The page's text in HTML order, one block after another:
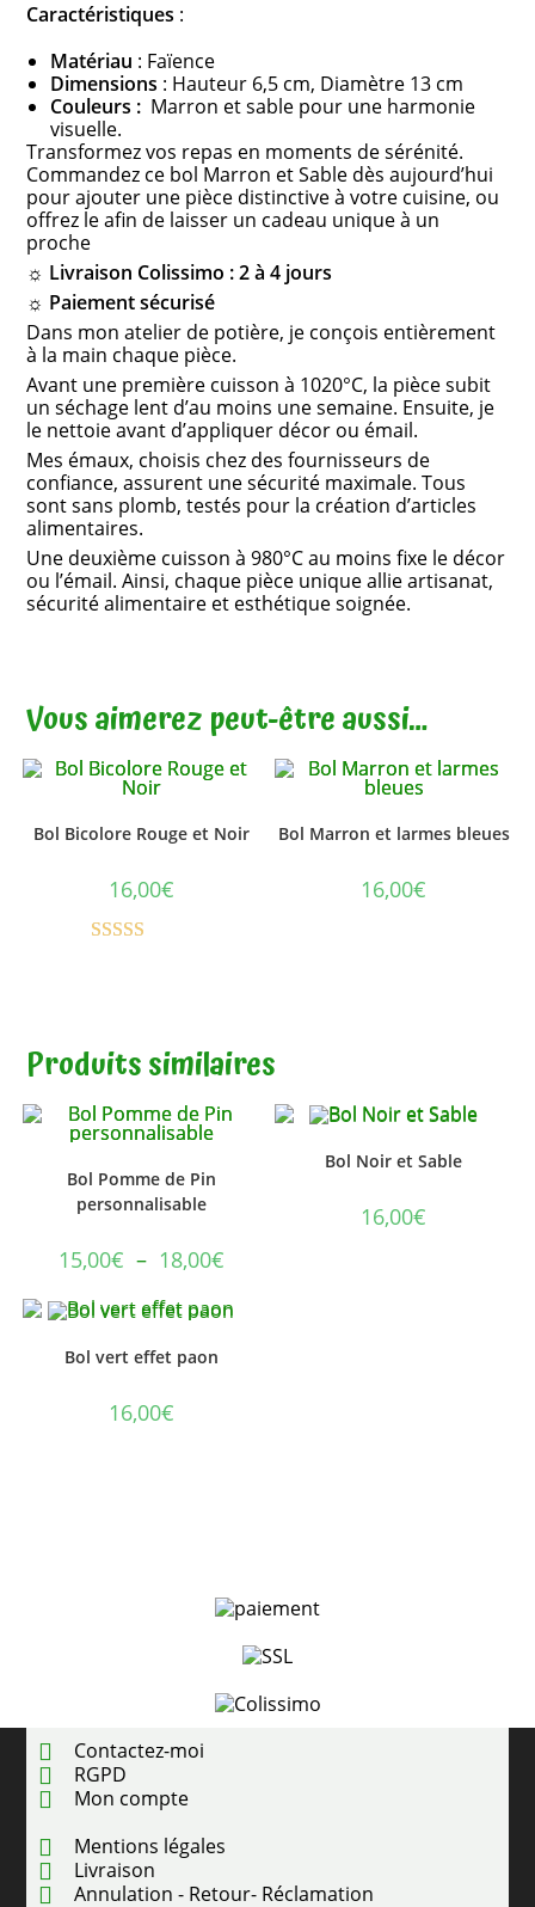
Caractéristiques :
Matériau : Faïence
Dimensions : Hauteur 6,5 cm, Diamètre 13 cm
Couleurs : Marron et sable pour une harmonie
visuelle.
Transformez vos repas en moments de sérénité.
Commandez ce bol Marron et Sable dès aujourd’hui
pour ajouter une pièce distinctive à votre cuisine, ou
offrez le afin de laisser un cadeau unique à un
proche
☼ Livraison Colissimo : 2 à 4 jours
☼ Paiement sécurisé
Dans mon atelier de potière, je conçois entièrement
à la main chaque pièce.
Avant une première cuisson à 1020°C, la pièce subit
un séchage lent d’au moins une semaine. Ensuite, je
le nettoie avant d’appliquer décor ou émail.
Mes émaux, choisis chez des fournisseurs de
confiance, assurent une sécurité maximale. Tous
sont sans plomb, testés pour la création d’articles
alimentaires.
Une deuxième cuisson à 980°C au moins fixe le décor
ou l’émail. Ainsi, chaque pièce unique allie artisanat,
sécurité alimentaire et esthétique soignée.
Vous aimerez peut-être aussi…
Bol Bicolore Rouge et Noir
16,00€
Bol Marron et larmes bleues
16,00€
Produits similaires
Bol Pomme de Pin
personnalisable
15,00€ – 18,00€
Bol Noir et Sable
16,00€
Bol vert effet paon
16,00€
Contactez-moi
RGPD
Mon compte
Mentions légales
Livraison
Annulation - Retour- Réclamation